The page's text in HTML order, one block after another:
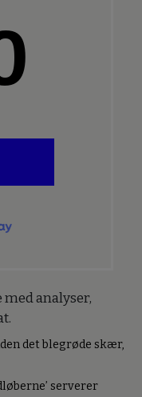
analyser,
det blegrøde skær,
serverer